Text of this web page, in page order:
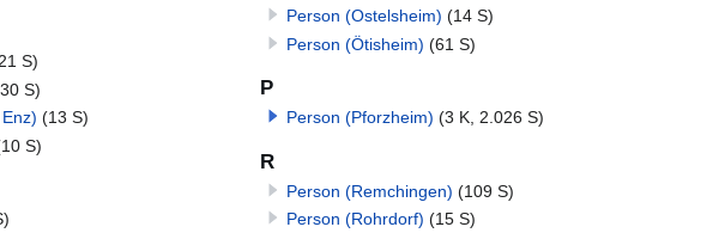
S)
S)
(13 S)
S)
Person (Ostelsheim) (14 S)
Person (Ötisheim) (61 S)
P
Person (Pforzheim) (3 K, 2.026 S)
R
Person (Remchingen) (109 S)
Person (Rohrdorf) (15 S)